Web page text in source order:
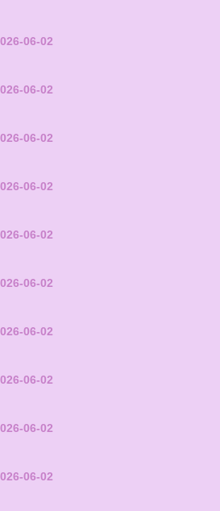
06-02
06-02
06-02
06-02
06-02
06-02
06-02
06-02
06-02
06-02